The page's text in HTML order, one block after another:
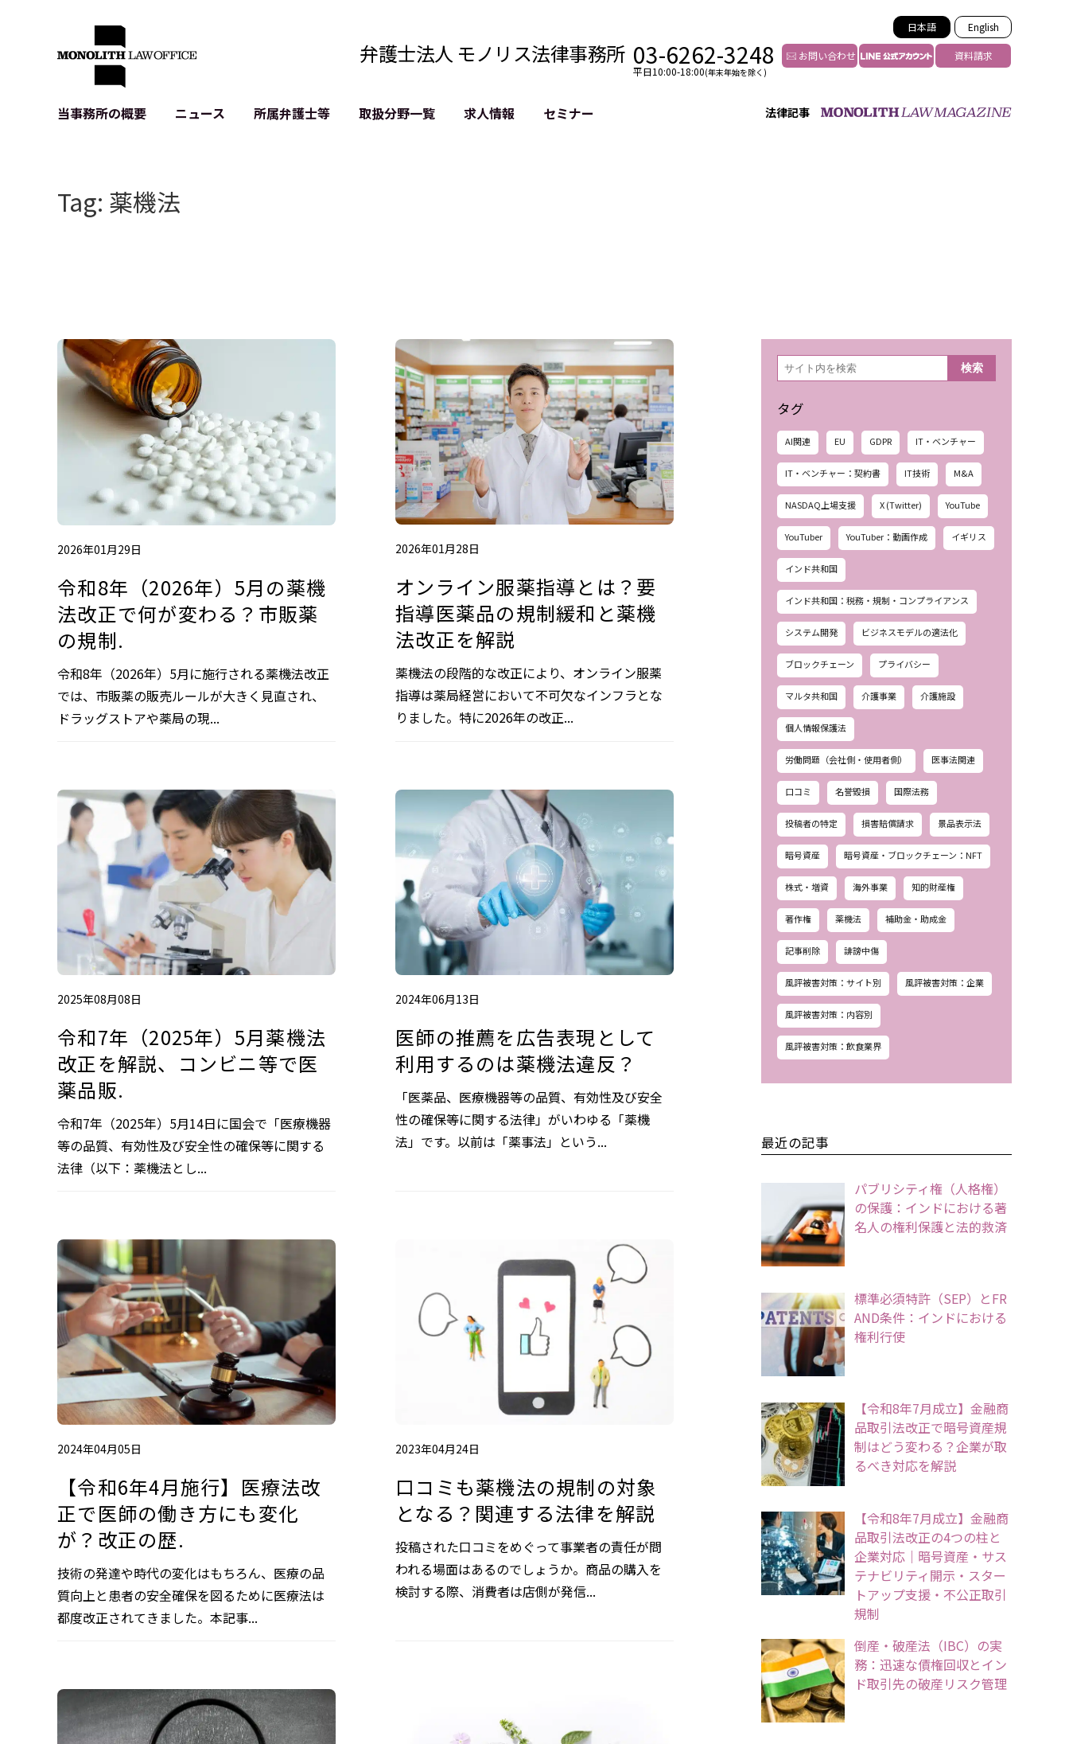
日本語 English
弁護士法人 モノリス法律事務所 03-6262-3248
平日10:00-18:00(年末年始を除く)
お問い合わせ 資料請求
法律記事
当事務所の概要
クライアントの声
出版書籍等
ニュース 所属弁護士等 取扱分野一覧
個人情報保護法関連
株式・M&A関連法務
求人情報 セミナー
Tag: 薬機法
2026年01月29日
令和8年（2026年）5月の薬機
法改正で何が変わる？市販薬
の規制.
令和8年（2026年）5月に施行される薬機法改正
では、市販薬の販売ルールが大きく見直され、
ドラッグストアや薬局の現...
2026年01月28日
オンライン服薬指導とは？要
指導医薬品の規制緩和と薬機
法改正を解説
薬機法の段階的な改正により、オンライン服薬
指導は薬局経営において不可欠なインフラとな
りました。特に2026年の改正...
2025年08月08日
令和7年（2025年）5月薬機法
改正を解説、コンビニ等で医
薬品販.
令和7年（2025年）5月14日に国会で「医療機器
等の品質、有効性及び安全性の確保等に関する
法律（以下：薬機法とし...
2024年06月13日
医師の推薦を広告表現として
利用するのは薬機法違反？
「医薬品、医療機器等の品質、有効性及び安全
性の確保等に関する法律」がいわゆる「薬機
法」です。以前は「薬事法」という...
2024年04月05日
【令和6年4月施行】医療法改
正で医師の働き方にも変化
が？改正の歴.
技術の発達や時代の変化はもちろん、医療の品
質向上と患者の安全確保を図るために医療法は
都度改正されてきました。本記事...
2023年04月24日
口コミも薬機法の規制の対象
となる？関連する法律を解説
投稿された口コミをめぐって事業者の責任が問
われる場面はあるのでしょうか。商品の購入を
検討する際、消費者は店側が発信...
検
索 検索
タグ
AI関連 EU GDPR IT・ベンチャー
IT・ベンチャー：契約書 IT技術 M&A
NASDAQ上場支援 X (Twitter) YouTube
YouTuber YouTuber：動画作成 イギリス
インド共和国
インド共和国：税務・規制・コンプライアンス
システム開発 ビジネスモデルの適法化
ブロックチェーン プライバシー
マルタ共和国 介護事業 介護施設
個人情報保護法
労働問題（会社側・使用者側） 医事法関連
口コミ 名誉毀損 国際法務
投稿者の特定 損害賠償請求 景品表示法
暗号資産 暗号資産・ブロックチェーン：NFT
株式・増資 海外事業 知的財産権
著作権 薬機法 補助金・助成金
記事削除 誹謗中傷
風評被害対策：サイト別 風評被害対策：企業
風評被害対策：内容別
風評被害対策：飲食業界
最近の記事
パブリシティ権（人格権）
の保護：インドにおける著
名人の権利保護と法的救済
標準必須特許（SEP）とFR
AND条件：インドにおける
権利行使
【令和8年7月成立】金融商
品取引法改正で暗号資産規
制はどう変わる？企業が取
るべき対応を解説
【令和8年7月成立】金融商
品取引法改正の4つの柱と
企業対応｜暗号資産・サス
テナビリティ開示・スター
トアップ支援・不公正取引
規制
倒産・破産法（IBC）の実
務：迅速な債権回収とイン
ド取引先の破産リスク管理